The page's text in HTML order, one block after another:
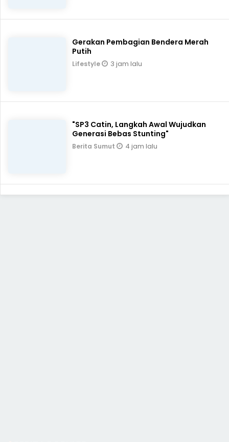
Gerakan Pembagian Bendera Merah
Putih
Lifestyle 3 jam lalu
"SP3 Catin, Langkah Awal Wujudkan
Generasi Bebas Stunting"
Berita Sumut 4 jam lalu